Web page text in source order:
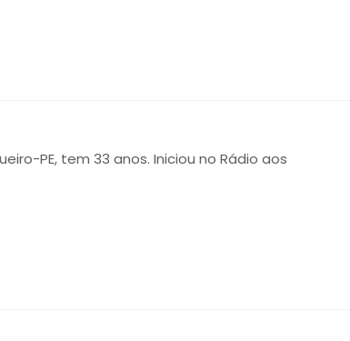
PE, tem 33 anos. Iniciou no Rádio aos